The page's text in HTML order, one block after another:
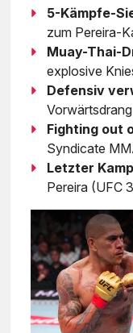
5-Kämpfe-
zum Pereira-
Muay-Thai-
explosive
Defensiv
Fighting out
Syndicate
Letzter
Pereira (UFC